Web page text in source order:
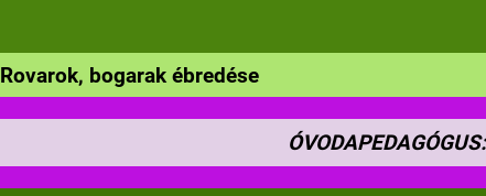
Rovarok, bogarak ébredése